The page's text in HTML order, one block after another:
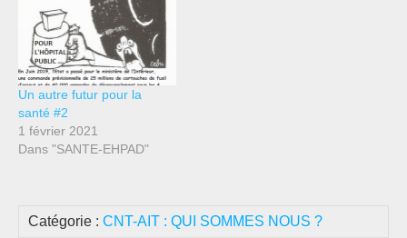
Un autre futur pour la
santé #2
1 février 2021
Dans "SANTE-EHPAD"
Catégorie : CNT-AIT : QUI SOMMES NOUS ?